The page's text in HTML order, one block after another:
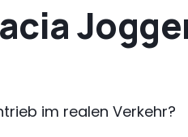
im realen Verkehr?